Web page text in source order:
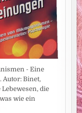
- Eine
Autor: Binet,
die
wie ein